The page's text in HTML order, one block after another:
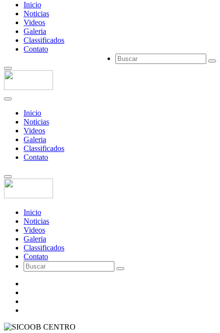
Inicio
Noticias
Videos
Galeria
Classificados
Contato
Inicio
Noticias
Videos
Galeria
Classificados
Contato
Inicio
Noticias
Videos
Galeria
Classificados
Contato